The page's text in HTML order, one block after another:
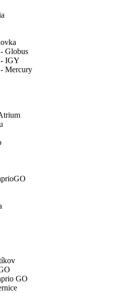
Globus
- IGY
Mercury
GO